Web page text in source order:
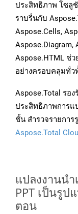
ประสิทธิภาพ โซลู
ราบรื่นกับ
Aspose.Cells,
Aspose.Diagram,
Aspose.HTML ช่
อย่างครอบคลุมทั่
Aspose.Total รอ
ประสิทธิภาพการ
ชั้น สำรวจรายกา
Aspose.Total
แปลงงานนำ
PPT เป็นรู
ตอน